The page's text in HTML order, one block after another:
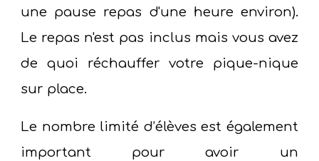
une pause repas d'une heure environ).
Le repas n'est pas inclus mais vous avez
de quoi réchauffer votre pique-nique
sur place.
Le nombre limité d’élèves est également
important pour avoir un